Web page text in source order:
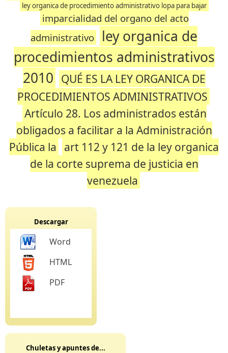
ley organica de procedimiento administrativo lopa para bajar
imparcialidad del organo del acto
administrativo
ley organica de
procedimientos administrativos
2010 QUÉ ES LA LEY ORGANICA DE
PROCEDIMIENTOS ADMINISTRATIVOS
Artículo 28. Los administrados están
obligados a facilitar a la Administración
Pública la art 112 y 121 de la ley organica
de la corte suprema de justicia en
venezuela
Descargar
Word
HTML
PDF
Chuletas y apuntes de...